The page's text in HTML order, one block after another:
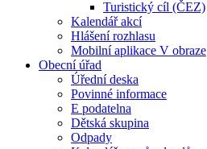
Turistický cíl (ČEZ)
Kalendář akcí
Hlášení rozhlasu
Mobilní aplikace V obraze
Obecní úřad
Úřední deska
Povinné informace
E podatelna
Dětská skupina
Odpady